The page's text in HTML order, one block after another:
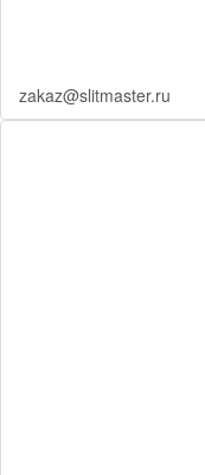
zakaz@slitmaster.ru